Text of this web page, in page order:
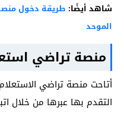
شاهد أيضًا: طريقة دخول
الموحد
منصة تراضي
أتاحت منصة تراضي
التقدم بها عبرها من خلال